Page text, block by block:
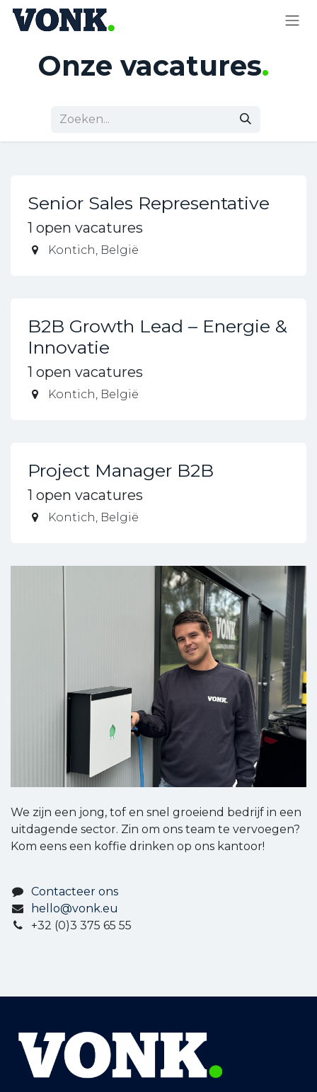
Onze vacatures.
Senior Sales Representative
1 open vacatures
Kontich, België
B2B Growth Lead – Energie &
Innovatie
1 open vacatures
Kontich, België
Project Manager B2B
1 open vacatures
Kontich, België
We zijn een jong, tof en snel groeiend bedrijf in een
uitdagende sector. Zin om ons team te vervoegen?
Kom eens een koffie drinken op ons kantoor!
Contacteer ons
hello@vonk.eu
+32 (0)3 375 65 55